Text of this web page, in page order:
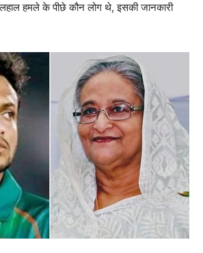
हमले के पीछे कौन लोग थे, इसकी जानकारी